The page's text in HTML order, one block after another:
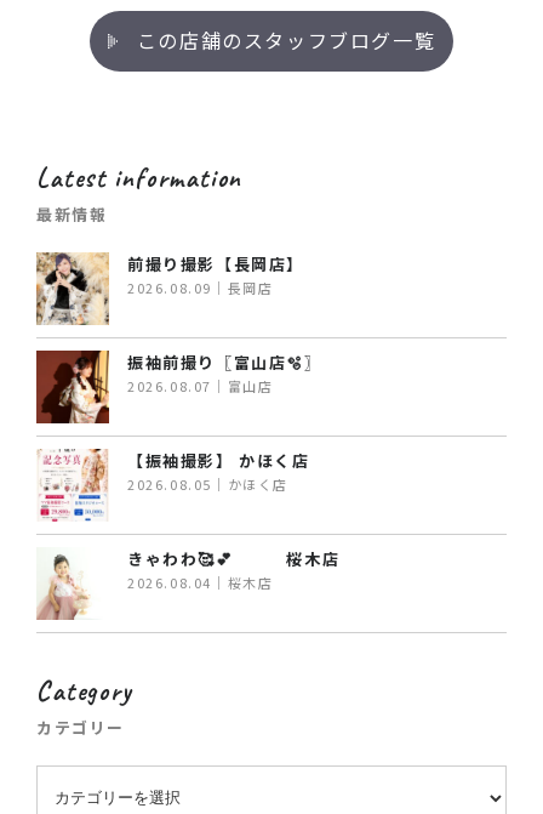
この店舗のスタッフブログ一覧
Latest information
最新情報
前撮り撮影【長岡店】
2026.08.09｜長岡店
振袖前撮り〖富山店🫧〗
2026.08.07｜富山店
【振袖撮影】 かほく店
2026.08.05｜かほく店
きゃわわ🥰💕 桜木店
2026.08.04｜桜木店
Category
カテゴリー